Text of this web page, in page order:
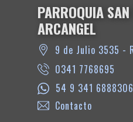
PARROQUIA
ARCANGEL
9 de Julio 3535 -
0341 7768695
54 9 341 6888306
Contacto